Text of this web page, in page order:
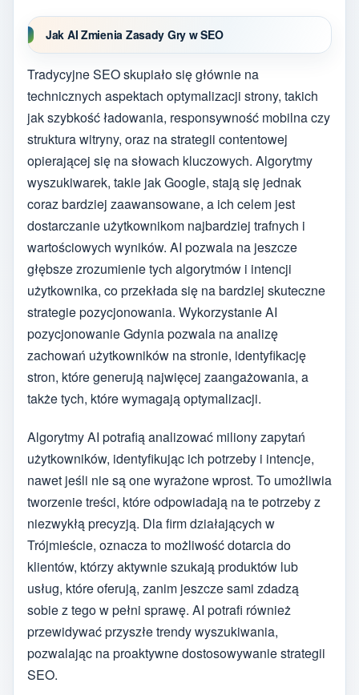
Jak AI Zmienia Zasady Gry w SEO
Tradycyjne SEO skupiało się głównie na
technicznych aspektach optymalizacji strony, takich
jak szybkość ładowania, responsywność mobilna czy
struktura witryny, oraz na strategii contentowej
opierającej się na słowach kluczowych. Algorytmy
wyszukiwarek, takie jak Google, stają się jednak
coraz bardziej zaawansowane, a ich celem jest
dostarczanie użytkownikom najbardziej trafnych i
wartościowych wyników. AI pozwala na jeszcze
głębsze zrozumienie tych algorytmów i intencji
użytkownika, co przekłada się na bardziej skuteczne
strategie pozycjonowania. Wykorzystanie AI
pozycjonowanie Gdynia pozwala na analizę
zachowań użytkowników na stronie, identyfikację
stron, które generują najwięcej zaangażowania, a
także tych, które wymagają optymalizacji.
Algorytmy AI potrafią analizować miliony zapytań
użytkowników, identyfikując ich potrzeby i intencje,
nawet jeśli nie są one wyrażone wprost. To umożliwia
tworzenie treści, które odpowiadają na te potrzeby z
niezwykłą precyzją. Dla firm działających w
Trójmieście, oznacza to możliwość dotarcia do
klientów, którzy aktywnie szukają produktów lub
usług, które oferują, zanim jeszcze sami zdadzą
sobie z tego w pełni sprawę. AI potrafi również
przewidywać przyszłe trendy wyszukiwania,
pozwalając na proaktywne dostosowywanie strategii
SEO.